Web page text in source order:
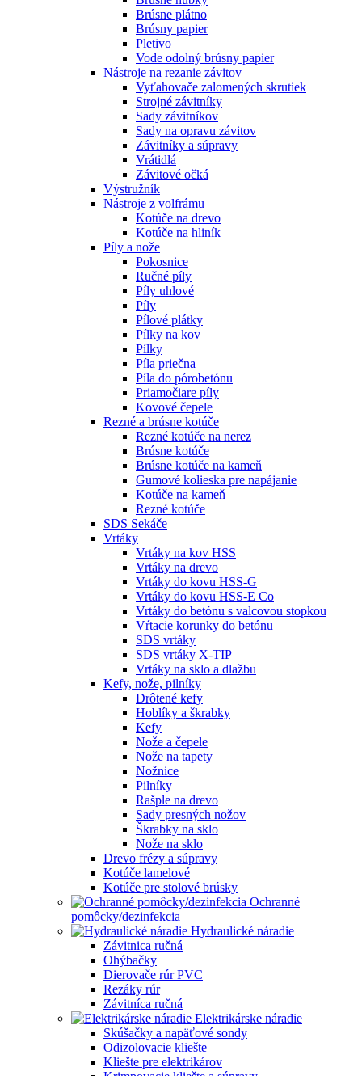
Brúsne plátno
Brúsny papier
Pletivo
Vode odolný brúsny papier
Nástroje na rezanie závitov
Vyťahovače zalomených skrutiek
Strojné závitníky
Sady závitníkov
Sady na opravu závitov
Závitníky a súpravy
Vrátidlá
Závitové očká
Výstružník
Nástroje z volfrámu
Kotúče na drevo
Kotúče na hliník
Píly a nože
Pokosnice
Ručné píly
Píly uhlové
Píly
Pílové plátky
Pílky na kov
Pílky
Píla priečna
Píla do pórobetónu
Priamočiare píly
Kovové čepele
Rezné a brúsne kotúče
Rezné kotúče na nerez
Brúsne kotúče
Brúsne kotúče na kameň
Gumové kolieska pre napájanie
Kotúče na kameň
Rezné kotúče
SDS Sekáče
Vrtáky
Vrtáky na kov HSS
Vrtáky na drevo
Vrtáky do kovu HSS-G
Vrtáky do kovu HSS-E Co
Vrtáky do betónu s valcovou stopkou
Vŕtacie korunky do betónu
SDS vrtáky
SDS vrtáky X-TIP
Vrtáky na sklo a dlažbu
Kefy, nože, pilníky
Drôtené kefy
Hoblíky a škrabky
Kefy
Nože a čepele
Nože na tapety
Nožnice
Pilníky
Rašple na drevo
Sady presných nožov
Škrabky na sklo
Nože na sklo
Drevo frézy a súpravy
Kotúče lamelové
Kotúče pre stolové brúsky
Ochranné
pomôcky/dezinfekcia
Hydraulické náradie
Závitnica ručná
Ohýbačky
Dierovače rúr PVC
Rezáky rúr
Závitníca ručná
Elektrikárske náradie
Skúšačky a napäťové sondy
Odizolovacie kliešte
Kliešte pre elektrikárov